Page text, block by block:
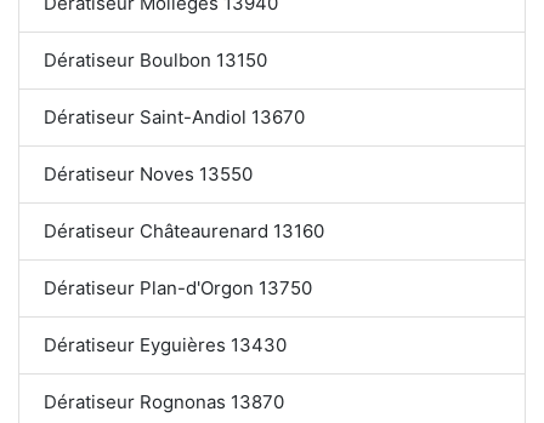
Dératiseur Boulbon 13150
Dératiseur Saint-Andiol 13670
Dératiseur Noves 13550
Dératiseur Châteaurenard 13160
Dératiseur Plan-d'Orgon 13750
Dératiseur Eyguières 13430
Dératiseur Rognonas 13870